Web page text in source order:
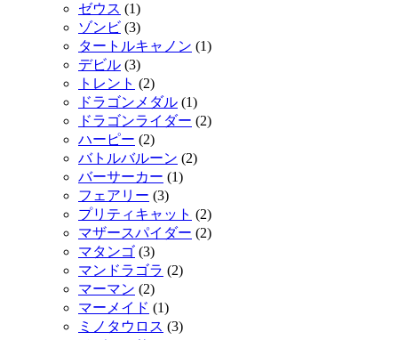
ゼウス (1)
ゾンビ (3)
タートルキャノン (1)
デビル (3)
トレント (2)
ドラゴンメダル (1)
ドラゴンライダー (2)
ハーピー (2)
バトルバルーン (2)
バーサーカー (1)
フェアリー (3)
プリティキャット (2)
マザースパイダー (2)
マタンゴ (3)
マンドラゴラ (2)
マーマン (2)
マーメイド (1)
ミノタウロス (3)